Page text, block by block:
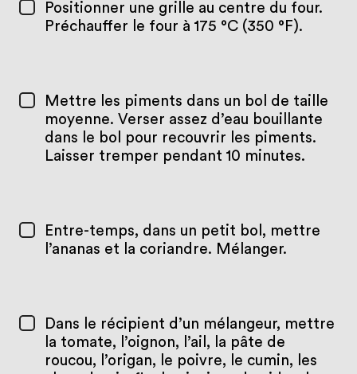
Positionner une grille au centre du four.
Préchauffer le four à 175 °C (350 °F).
Mettre les piments dans un bol de taille
moyenne. Verser assez d’eau bouillante
dans le bol pour recouvrir les piments.
Laisser tremper pendant 10 minutes.
Entre-temps, dans un petit bol, mettre
l’ananas et la coriandre. Mélanger.
Dans le récipient d’un mélangeur, mettre
la tomate, l’oignon, l’ail, la pâte de
roucou, l’origan, le poivre, le cumin, les